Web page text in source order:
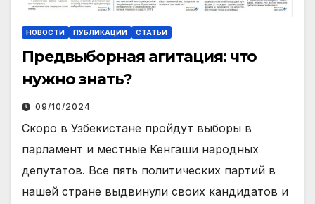
НОВОСТИ ПУБЛИКАЦИИ СТАТЬИ
Предвыборная агитация: что
нужно знать?
09/10/2024
Скоро в Узбекистане пройдут выборы в
парламент и местные Кенгаши народных
депутатов. Все пять политических партий в
нашей стране выдвинули своих кандидатов и